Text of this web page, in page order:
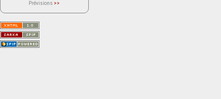
Prévisions >>
actuellement aucune prévision
Saint-Nom.
Veuillez consulter le message du
service ci-dessous.
(401 - Invalid API key. Please see
https://openweathermap.org/faq#error401